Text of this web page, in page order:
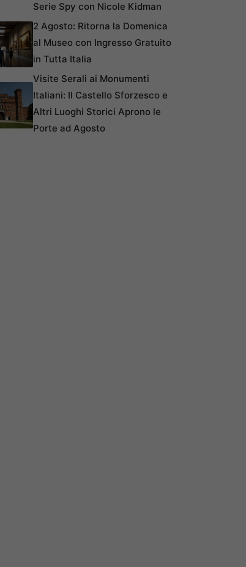
Serie Spy con Nicole Kidman
2 Agosto: Ritorna la Domenica
al Museo con Ingresso Gratuito
in Tutta Italia
Visite Serali ai Monumenti
Italiani: Il Castello Sforzesco e
Altri Luoghi Storici Aprono le
Porte ad Agosto